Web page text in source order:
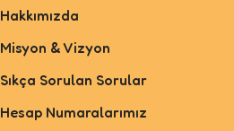
Hakkımızda
Misyon & Vizyon
Sıkça Sorulan Sorular
Hesap Numaralarımız